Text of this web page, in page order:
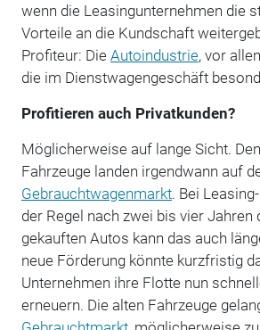
wenn die Leasingunternehmen die
Vorteile an die Kundschaft
Profiteur: Die Autoindustrie, vor
die im Dienstwagengeschäft
Profitieren auch Privatkunden?
Möglicherweise auf lange Sicht.
Fahrzeuge landen irgendwann auf
Gebrauchtwagenmarkt. Bei
der Regel nach zwei bis vier Jahren
gekauften Autos kann das auch
neue Förderung könnte kurzfristig
Unternehmen ihre Flotte nun
erneuern. Die alten Fahrzeuge